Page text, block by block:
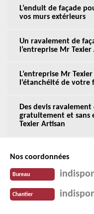
L’enduit de façade
vos murs extérieurs
Un ravalement de
l’entreprise Mr
L’entreprise Mr
l’étanchéité de votre
Des devis
gratuitement et sans
Texier Artisan
Nos coordonnées
Bureau
Chantier